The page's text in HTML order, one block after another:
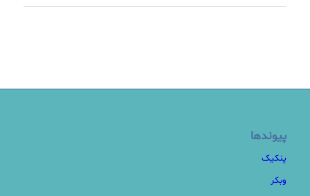
پیوندها
پنکیک
وبکر